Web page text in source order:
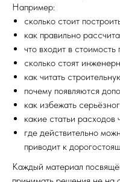
Например:
сколько стоит
как правильно
что входит в
сколько стоят
как читать
почему появляются
как избежать
какие статьи
где действительно
приводит к
Каждый материал